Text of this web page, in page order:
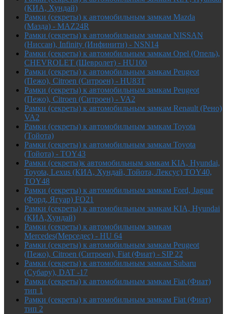
(КИА, Хундай)
Рамки (секреты) к автомобильным замкам Mazda
(Мазда) - MAZ24R
Рамки (секреты) к автомобильным замкам NISSAN
(Ниссан), Infinity (Инфинити) - NSN14
Рамки (секреты) к автомобильным замкам Opel (Опель),
CHEVROLET (Шевролет) - HU100
Рамки (секреты) к автомобильным замкам Peugeot
(Пежо), Citroen (Ситроен) - HU83T
Рамки (секреты) к автомобильным замкам Peugeot
(Пежо), Citroen (Ситроен) - VA2
Рамки (секреты) к автомобильным замкам Renault (Рено)
VA2
Рамки (секреты) к автомобильным замкам Toyota
(Тойота)
Рамки (секреты) к автомобильным замкам Toyota
(Тойота) - TOY43
Рамки (секреты)к автомобильным замкам KIA, Hyundai,
Toyota, Lexus (КИА, Хундай, Тойота, Лексус) TOY40,
TOY48
Рамки (секреты) к автомобильным замкам Ford, Jaguar
(Форд, Ягуар) FO21
Рамки (секреты) к автомобильным замкам KIA, Hyundai
(КИА,Хундай)
Рамки (секреты) к автомобильным замкам
Mercedes(Мерседес) - HU 64
Рамки (секреты) к автомобильным замкам Peugeot
(Пежо), Citroen (Ситроен), Fiat (Фиат) - SIP 22
Рамки (секреты) к автомобильным замкам Subaru
(Субару), DAT -17
Рамки (секреты) к автомобильным замкам Fiat (Фиат)
тип 1
Рамки (секреты) к автомобильным замкам Fiat (Фиат)
тип 2